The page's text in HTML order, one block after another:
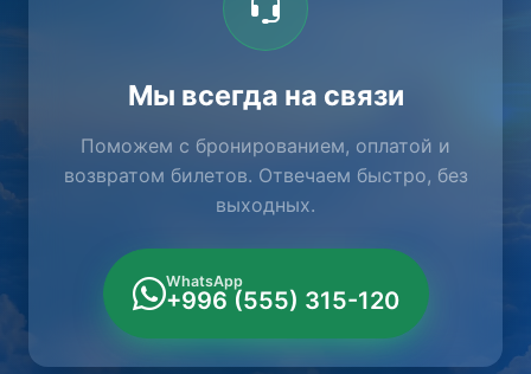
Мы всегда на связи
Поможем с бронированием, оплатой и
возвратом билетов. Отвечаем быстро, без
выходных.
WhatsApp
+996 (555) 315-120